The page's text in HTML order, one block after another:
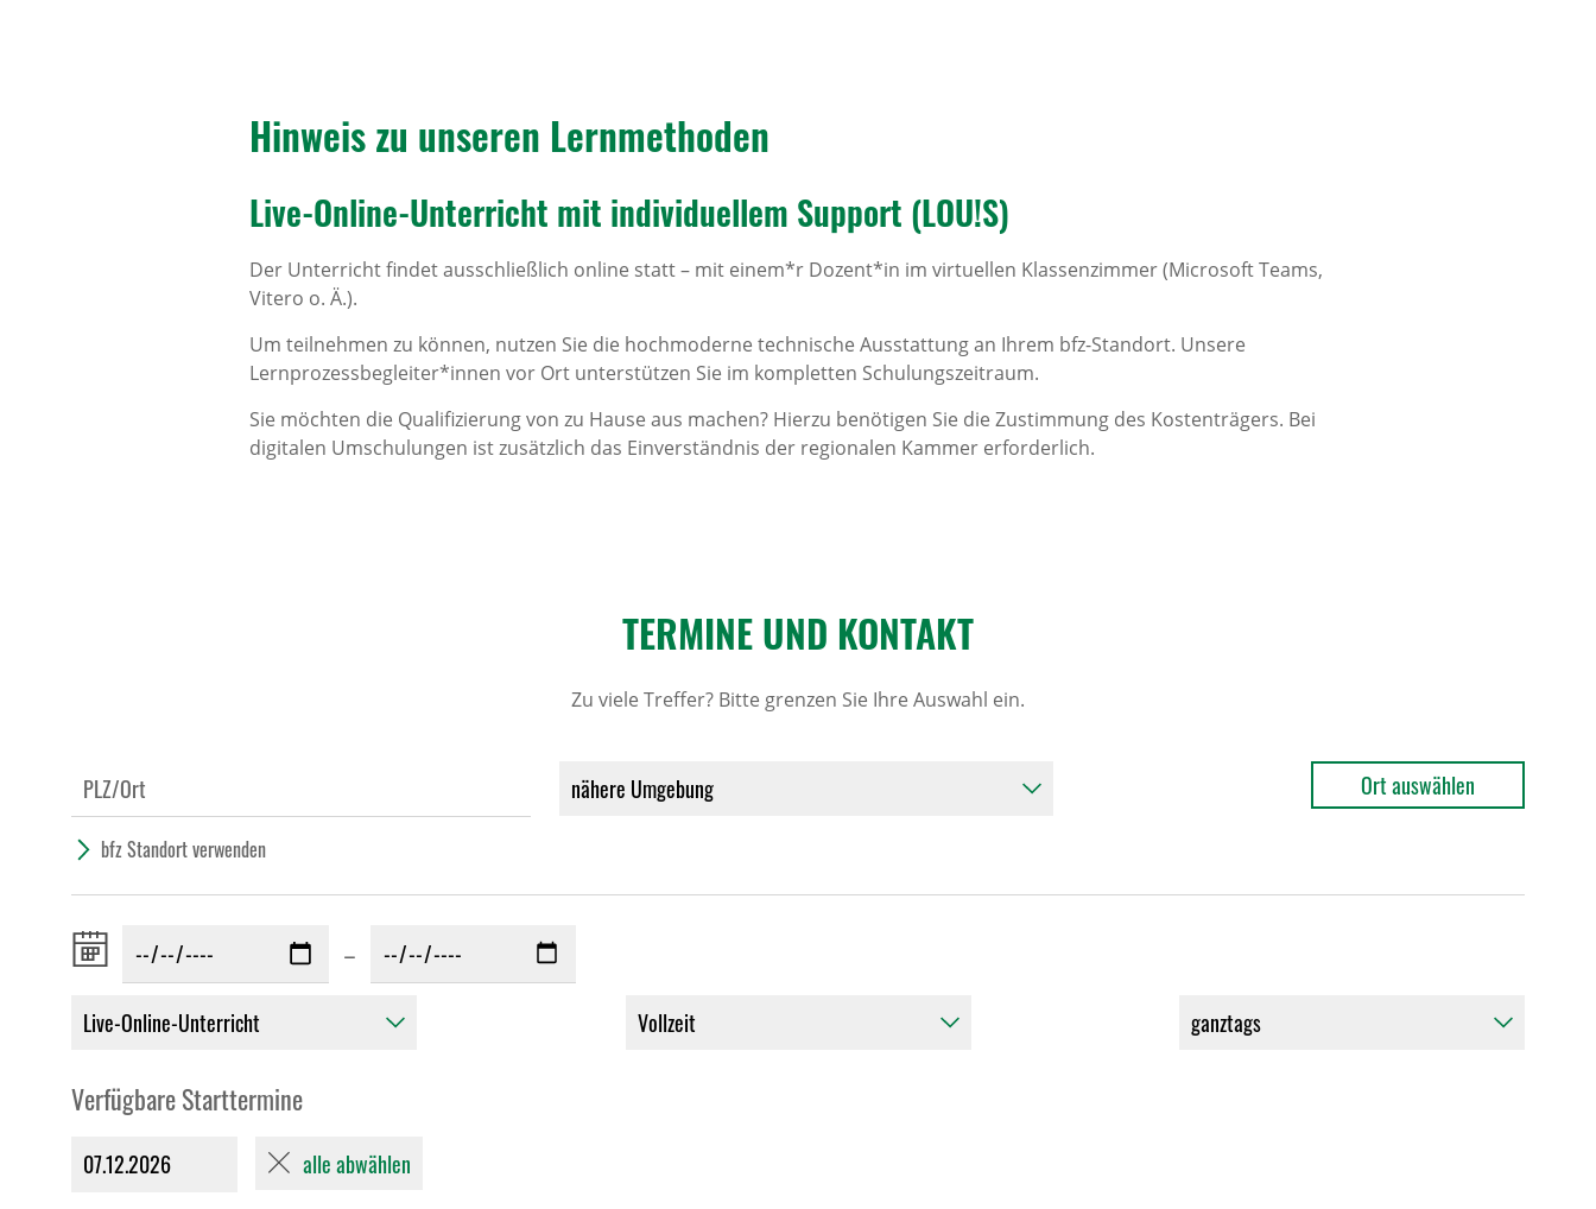
Hinweis zu unseren Lern­me­thoden
Live-Online-Unter­richt mit indi­vi­du­ellem Support (LOU!S)
Der Unterricht findet ausschließlich online statt – mit einem*r Dozent*in im virtuellen Klassenzimmer (Microsoft Teams,
Vitero o. Ä.).
Um teilnehmen zu können, nutzen Sie die hochmoderne technische Ausstattung an Ihrem bfz-Standort. Unsere
Lernprozessbegleiter*innen vor Ort unterstützen Sie im kompletten Schulungszeitraum.
Sie möchten die Qualifizierung von zu Hause aus machen? Hierzu benötigen Sie die Zustimmung des Kostenträgers. Bei
digitalen Umschulungen ist zusätzlich das Einverständnis der regionalen Kammer erforderlich.
TERMINE UND KONTAKT
Zu viele Treffer? Bitte grenzen Sie Ihre Auswahl ein.
bfz Standort verwenden
Zeitraum
von:
–
Verfügbare Starttermine
07.12.2026 alle abwählen